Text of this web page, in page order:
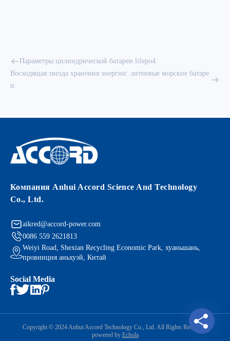
Параметры цилиндрической батареи lifepo4
Восходящая звезда хранения энергии: литиевые морские батаре
и
Компания Anhui Accord Science And Technology
Co., Ltd.
aikred@accord-power.com
0086 559 2621813
Weiyi Road, Shexian Recycling Economic Park, хуаньшань,
провинция аньхуэй, Китай
Social Media
Copyright © 2024 Anhui Accord Technology Co., Ltd. All Rights Reserved.
powered by Echola